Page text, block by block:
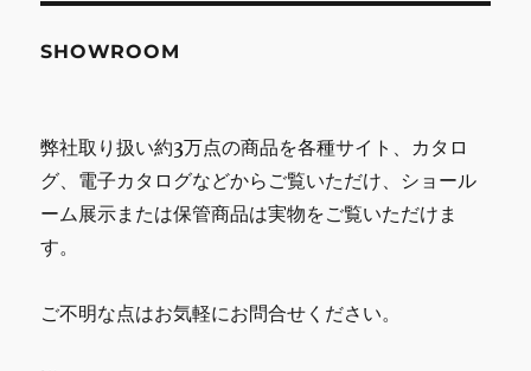
SHOWROOM
弊社取り扱い約3万点の商品を各種サイト、カタロ
グ、電子カタログなどからご覧いただけ、ショール
ーム展示または保管商品は実物をご覧いただけま
す。
ご不明な点はお気軽にお問合せください。